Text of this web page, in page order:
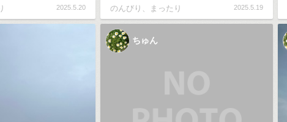
2025.5.20 のんびり、まったり 2025.5.19
ちゅん